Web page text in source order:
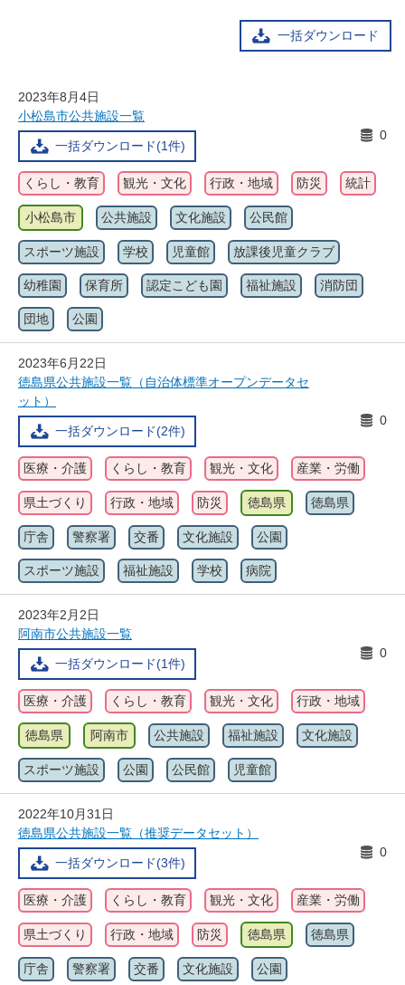
一括ダウンロード
2023年8月4日
小松島市公共施設一覧
一括ダウンロード(1件)
0
くらし・教育 観光・文化 行政・地域 防災 統計
小松島市 公共施設 文化施設 公民館
スポーツ施設 学校 児童館 放課後児童クラブ
幼稚園 保育所 認定こども園 福祉施設 消防団
団地 公園
2023年6月22日
徳島県公共施設一覧（自治体標準オープンデータセ
ット）
一括ダウンロード(2件)
0
医療・介護 くらし・教育 観光・文化 産業・労働
県土づくり 行政・地域 防災 徳島県 徳島県
庁舎 警察署 交番 文化施設 公園
スポーツ施設 福祉施設 学校 病院
2023年2月2日
阿南市公共施設一覧
一括ダウンロード(1件)
0
医療・介護 くらし・教育 観光・文化 行政・地域
徳島県 阿南市 公共施設 福祉施設 文化施設
スポーツ施設 公園 公民館 児童館
2022年10月31日
徳島県公共施設一覧（推奨データセット）
一括ダウンロード(3件)
0
医療・介護 くらし・教育 観光・文化 産業・労働
県土づくり 行政・地域 防災 徳島県 徳島県
庁舎 警察署 交番 文化施設 公園